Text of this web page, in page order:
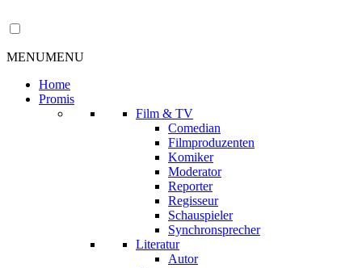
MENUMENU
Home
Promis
Film & TV
Comedian
Filmproduzenten
Komiker
Moderator
Reporter
Regisseur
Schauspieler
Synchronsprecher
Literatur
Autor